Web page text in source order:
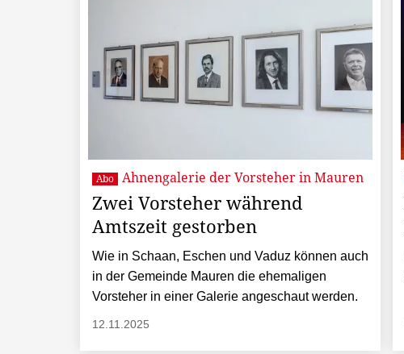
Abo Ahnengalerie der Vorsteher in Mauren
Zwei Vorsteher während
Amtszeit gestorben
Wie in Schaan, Eschen und Vaduz können auch
in der Gemeinde Mauren die ehemaligen
Vorsteher in einer Galerie angeschaut werden.
12.11.2025